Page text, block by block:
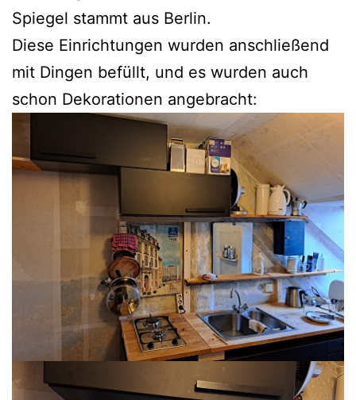
Spiegel stammt aus Berlin.
Diese Einrichtungen wurden anschließend
mit Dingen befüllt, und es wurden auch
schon Dekorationen angebracht: